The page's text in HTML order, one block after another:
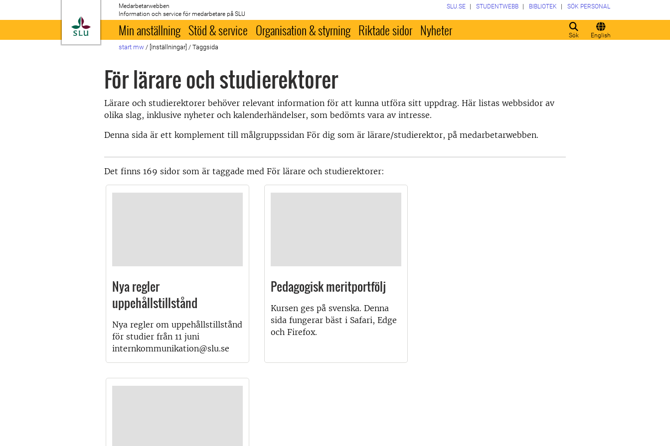
Till startsida
Medarbetarwebben
Information och service för medarbetare på SLU
Sök English
SLU.SE STUDENTWEBB BIBLIOTEK SÖK PERSONAL
Min anställning Stöd & service Organisation & styrning Riktade sidor Nyheter
start mw / [Inställningar] / Taggsida
För lärare och studierektorer
Lärare och studierektorer behöver relevant information för att kunna utföra sitt uppdrag. Här listas webbsidor av
olika slag, inklusive nyheter och kalenderhändelser, som bedömts vara av intresse.
Denna sida är ett komplement till målgruppssidan För dig som är lärare/studierektor, på medarbetarwebben.
Det finns 169 sidor som är taggade med För lärare och studierektorer:
Nya regler
uppehållstillstånd
Nya regler om uppehållstillstånd
för studier från 11 juni
internkommunikation@slu.se
Pedagogisk meritportfölj
Kursen ges på svenska. Denna
sida fungerar bäst i Safari, Edge
och Firefox.